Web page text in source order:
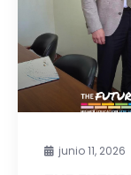
junio 11, 2026